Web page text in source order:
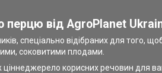
перцю від AgroPlanet
спеціально відібраних для
соковитими плодами.
корисних речовин для